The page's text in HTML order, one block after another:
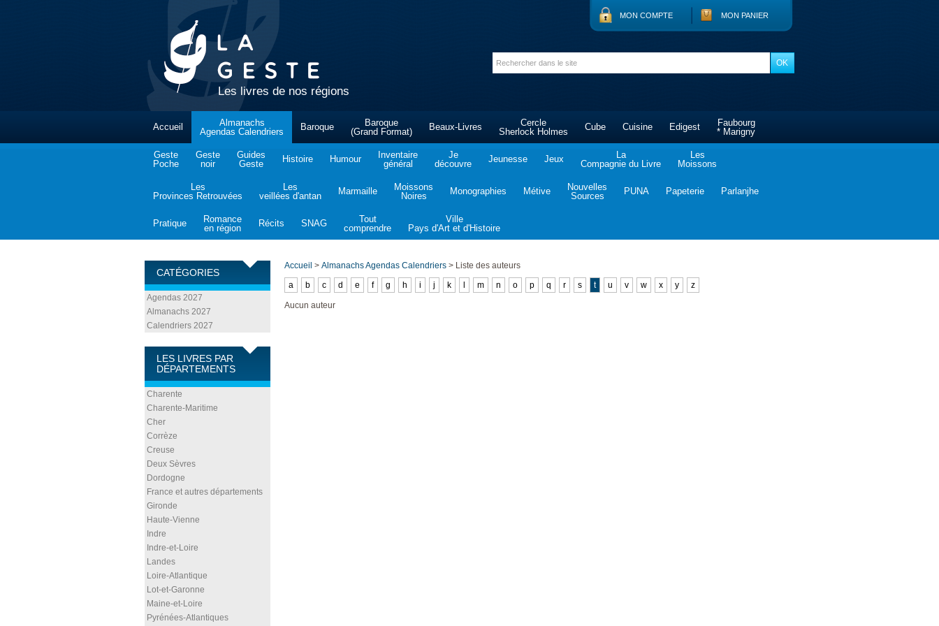
Les livres de nos régions
MON COMPTE MON PANIER
Accueil
Almanachs
Agendas Calendriers
Baroque
Baroque
(Grand Format)
Beaux-Livres
Cercle
Sherlock Holmes
Cube Cuisine Edigest
Faubourg
* Marigny
Geste
Poche
Geste
noir
Guides
Geste
Histoire Humour
Inventaire
général
Je
découvre
Jeunesse Jeux
La
Compagnie du Livre
Les
Moissons
Les
Provinces Retrouvées
Les
veillées d'antan
Marmaille
Moissons
Noires
Monographies Métive
Nouvelles
Sources
PUNA Papeterie Parlanjhe
Pratique
Romance
en région
Récits SNAG
Tout
comprendre
Ville
Pays d'Art et d'Histoire
CATÉGORIES
Agendas 2027
Almanachs 2027
Calendriers 2027
LES LIVRES PAR
DÉPARTEMENTS
Charente
Charente-Maritime
Cher
Corrèze
Creuse
Deux Sèvres
Dordogne
France et autres départements
Gironde
Haute-Vienne
Indre
Indre-et-Loire
Landes
Loire-Atlantique
Lot-et-Garonne
Maine-et-Loire
Pyrénées-Atlantiques
Accueil > Almanachs Agendas Calendriers > Liste des auteurs
a
b c d e f g h i j k m n o p q r s t u v w x y z
Aucun auteur